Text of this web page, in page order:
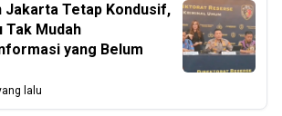
Jakarta Tetap Kondusif,
Tak Mudah
yang Belum
lalu